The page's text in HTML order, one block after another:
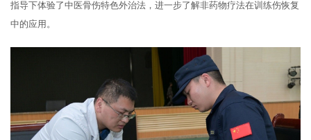
指导下体验了中医骨伤特色外治法，进一步了解非药物疗法在训练伤恢复
中的应用。